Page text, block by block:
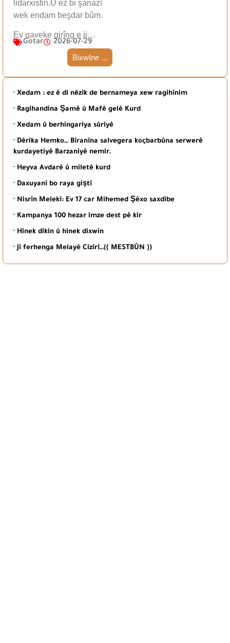
lidarxistin.Û ez bi şanazî
wek endam beşdar bûm.
Ev gaveke girîng e ji…
Gotar 2026-07-29
Bixwîne ...
· Xedam : ez ê di nêzîk de bernameya xew ragihînim
· Ragihandina Şamê û Mafê gelê Kurd
· Xedam û berhingariya sûriyê
· Dêrika Hemko… Bîranîna salvegera koçbarbûna serwerê
kurdayetiyê Barzaniyê nemir.
· Heyva Avdarê û miletê kurd
· Daxuyanî bo raya giştî
· Nisrîn Melekî: Ev 17 car Mihemed Şêxo saxdibe
· Kampanya 100 hezar imze dest pê kir
· Hinek dikin û hinek dixwin
· Ji ferhenga Melayê Cizîrî…(( MESTBÛN ))